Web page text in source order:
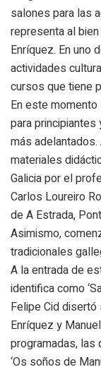
salones para las
representa al
Enríquez. En uno
actividades
cursos que tiene
En este
para
más
materiales
Galicia por el
Carlos Loureiro
de A Estrada,
Asimismo,
tradicionales
A la entrada de
identifica como
Felipe Cid
Enríquez y
programadas, las
‘Os soños de